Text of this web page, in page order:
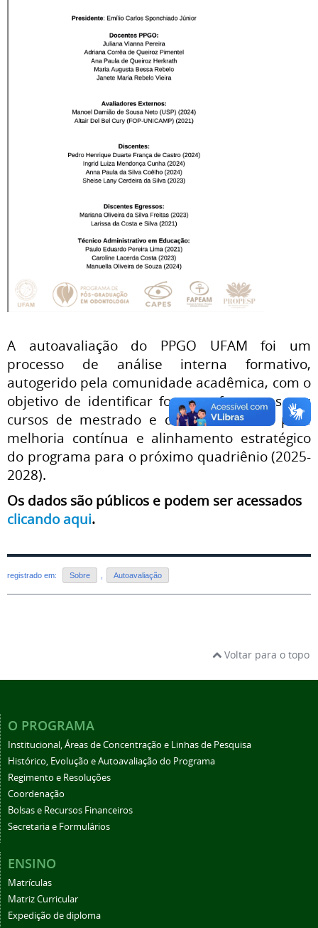
A autoavaliação do PPGO UFAM foi um
processo de análise interna formativo,
autogerido pela comunidade acadêmica, com o
objetivo de identificar forças e fraquezas nos
cursos de mestrado e doutorado, base para
melhoria contínua e alinhamento estratégico
do programa para o próximo quadriênio (2025-
2028).
Os dados são públicos e podem ser acessados
clicando aqui.
registrado em: Sobre Autoavaliação
Voltar para o topo
O PROGRAMA
Institucional, Áreas de Concentração e Linhas de Pesquisa
Histórico, Evolução e Autoavaliação do Programa
Regimento e Resoluções
Coordenação
Bolsas e Recursos Financeiros
Secretaria e Formulários
ENSINO
Matrículas
Matriz Curricular
Expedição de diploma